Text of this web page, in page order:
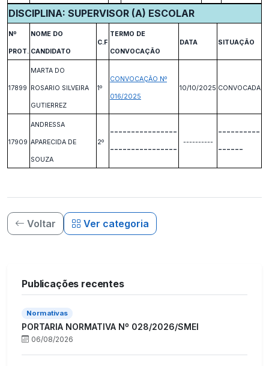
DISCIPLINA: SUPERVISOR (A) ESCOLAR
Nº
PROT.
NOME DO
CANDIDATO
C.F
TERMO DE
CONVOCAÇÃO
DATA SITUAÇÃO
17899
MARTA DO
ROSARIO SILVEIRA
GUTIERREZ
1º
CONVOCAÇÃO Nº
016/2025
10/10/2025 CONVOCADA
17909
ANDRESSA
APARECIDA DE
SOUZA
2º
----------------
----------------
----------
----------
------
Voltar Ver categoria
Publicações recentes
Normativas
PORTARIA NORMATIVA Nº 028/2026/SMEI
06/08/2026